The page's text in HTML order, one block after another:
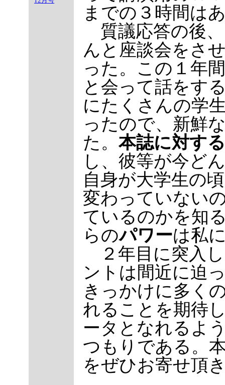
までの３時間は
質議応答の後
んと座談会をさ
った。この１年
と会って話をす
にたくさんの学
ったので、新鮮
た。 本誌に対す
し、彼等が今ど
自身が大学生の
変わっていない
ているのかを知
らのパワーは私
２年目に突入
ントは間近に迫
きっかけに多く
れることを期待
ータとなれるよ
つもりである。
をぜひお寄せ頂